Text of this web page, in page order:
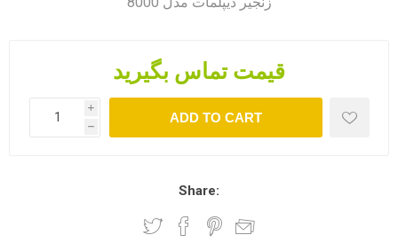
قیمت تماس بگیرید
i
h
ADD TO CART
Share: